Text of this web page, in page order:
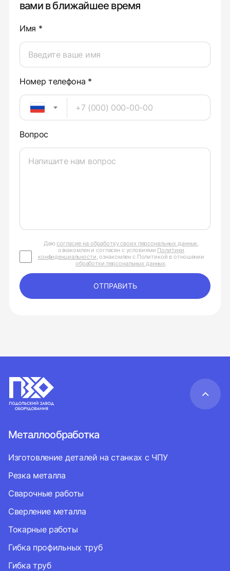
вами в ближайшее время
Имя *
Номер телефона *
Вопрос
Даюсогласие на обработку своих персональных данных,
ознакомлен и согласен с условиями Политики
конфиденциальности, ознакомлен с Политикой в отношении
обработки персональных данных.
ОТПРАВИТЬ
Металлообработка
Изготовление деталей на станках с ЧПУ
Резка металла
Сварочные работы
Сверление металла
Токарные работы
Гибка профильных труб
Гибка труб